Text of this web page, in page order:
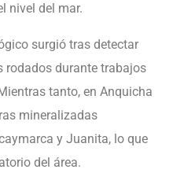
nivel del mar.
surgió tras detectar
rodados durante trabajos
tanto, en Anquicha
mineralizadas
y Juanita, lo que
del área.